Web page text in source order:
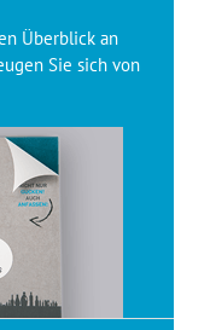
Überblick an
Sie sich von